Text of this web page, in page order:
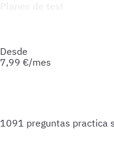
Desde
7,99 €/mes
1091 preguntas practica